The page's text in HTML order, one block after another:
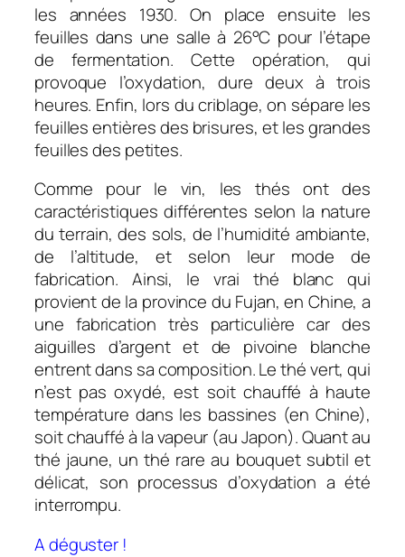
les années 1930. On place ensuite les
feuilles dans une salle à 26°C pour l’étape
de fermentation. Cette opération, qui
provoque l’oxydation, dure deux à trois
heures. Enfin, lors du criblage, on sépare les
feuilles entières des brisures, et les grandes
feuilles des petites.
Comme pour le vin, les thés ont des
caractéristiques différentes selon la nature
du terrain, des sols, de l’humidité ambiante,
de l’altitude, et selon leur mode de
fabrication. Ainsi, le vrai thé blanc qui
provient de la province du Fujan, en Chine, a
une fabrication très particulière car des
aiguilles d’argent et de pivoine blanche
entrent dans sa composition. Le thé vert, qui
n’est pas oxydé, est soit chauffé à haute
température dans les bassines (en Chine),
soit chauffé à la vapeur (au Japon). Quant au
thé jaune, un thé rare au bouquet subtil et
délicat, son processus d’oxydation a été
interrompu.
A déguster !